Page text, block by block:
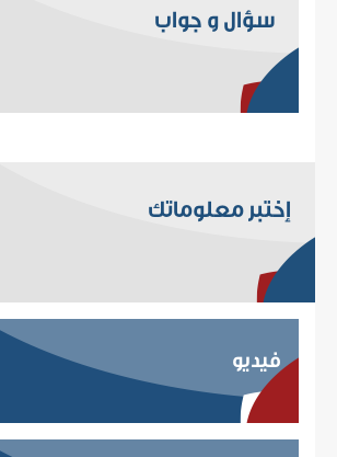
سؤال و جواب
إختبر معلوماتك
فيديو